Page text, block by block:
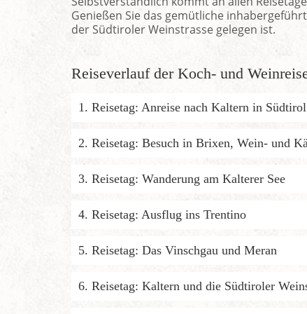
Genießen Sie das gemütliche
der Südtiroler Weinstrasse gelegen ist.
Reiseverlauf der Koch- und
1. Reisetag: Anreise nach Kaltern in Südtirol
2. Reisetag: Besuch in Brixen, Wein- und
3. Reisetag: Wanderung am Kalterer See
4. Reisetag: Ausflug ins Trentino
5. Reisetag: Das Vinschgau und Meran
6. Reisetag: Kaltern und die Südtiroler